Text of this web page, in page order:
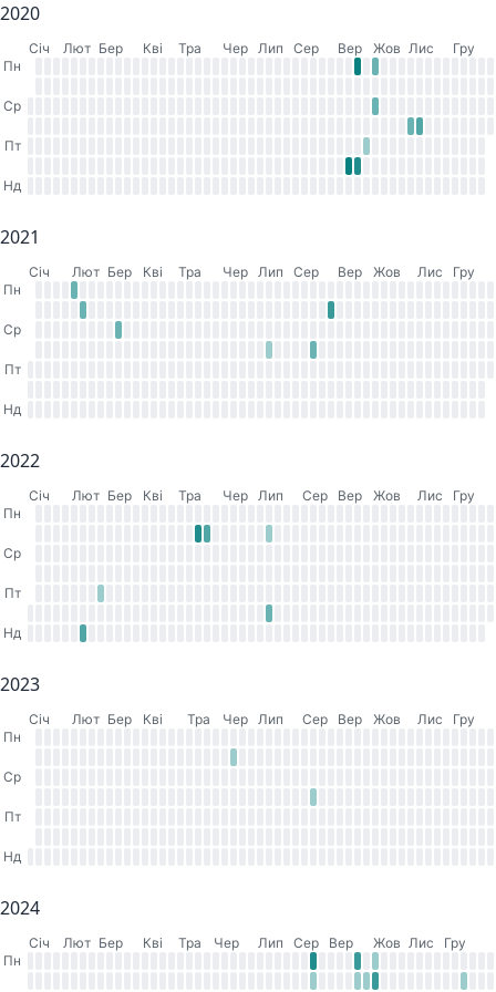
2020
Cіч Лют Бер Кві Тра Чер Лип Сер Вер Жов Лис
Гру
Пн
Ср
Пт
Нд
2021
Cіч Лют Бер Кві Тра Чер Лип Сер Вер Жов Лис
Гру
Пн
Ср
Пт
Нд
2022
Cіч Лют Бер Кві Тра Чер Лип Сер Вер Жов Лис
Гру
Пн
Ср
Пт
Нд
2023
Cіч Лют Бер Кві Тра Чер Лип Сер Вер Жов Лис
Гру
Пн
Ср
Пт
Нд
2024
Cіч Лют Бер Кві Тра Чер Лип Сер Вер Жов Лис
Гру
Пн